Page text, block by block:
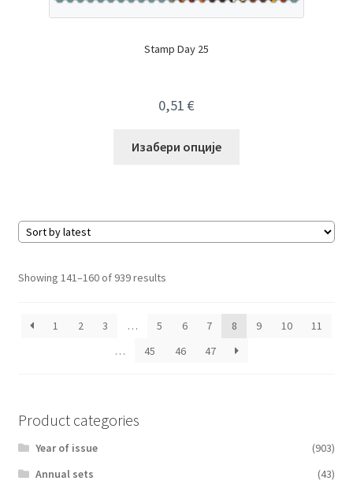
Stamp Day 25
0,51 €
Изабери опције
Showing 141–160 of 939 resultsSorted
1
2 3 … 5 6 7 8 9 10
11
…
45 46 47
Product categories
Year of issue
(903)
Аnnual sets
(43)